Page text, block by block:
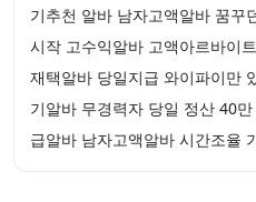
기추천 알바 남자고액알바 꿈꾸
시작 고수익알바 고액아르바이
재택알바 당일지급 와이파이만
기알바 무경력자 당일 정산 40
급알바 남자고액알바 시간조율